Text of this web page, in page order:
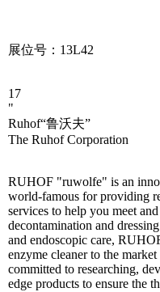
展位号：13L42
17
"
Ruhof“鲁沃夫”
The Ruhof Corporation
RUHOF "ruwolfe" is an
world-famous for providing
services to help you meet
decontamination and
and endoscopic care,
enzyme cleaner to the
committed to researching,
edge products to ensure the